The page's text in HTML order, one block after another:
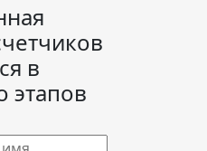
в
этапов